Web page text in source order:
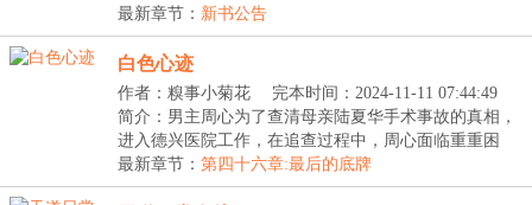
现...
最新章节： 新书公告
白色心迹
作者：糗事小菊花
完本时间：2024-11-11 07:44:49
简介：男主周心为了查清母亲陆夏华手术事故的真相，
进入德兴医院工作，在追查过程中，周心面临重重困
境，...
最新章节： 第四十六章:最后的底牌